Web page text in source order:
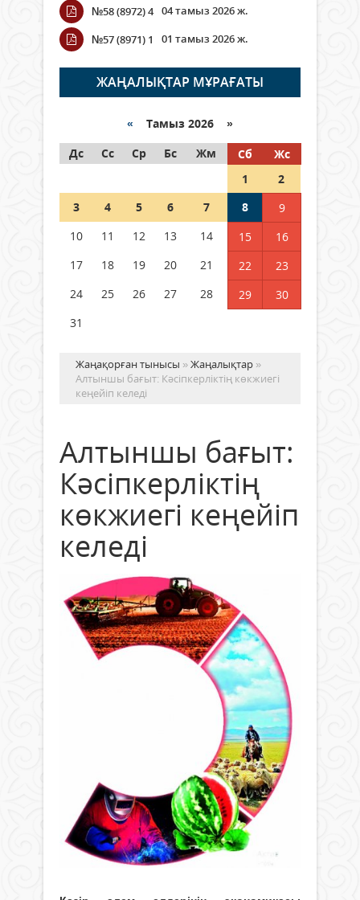
Wi-Fi ҚАБЫРҒА АРҚЫЛЫ ҚАЛАЙ
ӨТЕДІ?
06 тамыз 2026 ж. 258
граждане Казахстана,
05 тамыз 2026 ж. 140
Шетелде жүрген Қазақстан
азаматтары қалай дауыс бере
№58 (8972) 4 04 тамыз 2026 ж.
№57 (8971) 1
01 тамыз 2026 ж.
ЖАҢАЛЫҚТАР МҰРАҒАТЫ
« Тамыз 2026 »
Дс
Сс Ср Бс Жм Сб
Жс
1
2
3
4 5 6 7 8
9
10
11 12 13 14 15
16
17
18 19 20 21 22
23
24
25 26 27 28 29
30
31
Жаңақорған тынысы »Жаңалықтар »
Алтыншы бағыт: Кәсіпкерліктің көкжиегі
кеңейіп келеді
Алтыншы бағыт:
Кәсіпкерліктің
көкжиегі кеңейіп
келеді